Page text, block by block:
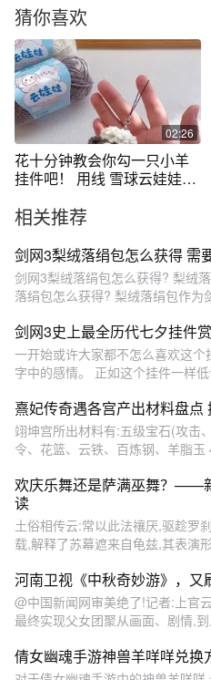
猜你喜欢
02:26
花十分钟教会你勾一只小羊
挂件吧！ 用线 雪球云娃娃四
#钩针编织 #爱生活爱编织 #
雪球毛线 #雪球作品 @雪球
嘉特汇毛线 @雪球官方旗舰
店
相关推荐
剑网3梨绒落绢包怎么获得 需
剑网3梨绒落绢包怎么获得? 梨绒
落绢包怎么获得? 梨绒落绢包作为
剑网3史上最全历代七夕挂件
一开始或许大家都不怎么喜欢这
字中的感情。 正如这个挂件一样
熹妃传奇遇各宫产出材料盘点
翊坤宫所出材料有:五级宝石(攻击
令、花篮、云铁、百炼钢、羊脂
欢庆乐舞还是萨满巫舞？——
读
土俗相传云:常以此法禳厌,驱趁罗
载,解释了苏幕遮来自龟兹,其表演
河南卫视《中秋奇妙游》，又
@中国新闻网审美绝了!记者:上官
最终实现父女团聚从画面、剧情,
倩女幽魂手游神兽羊咩咩兑换